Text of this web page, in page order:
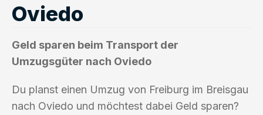
Oviedo
Geld sparen beim Transport der
Umzugsgüter nach Oviedo
Du planst einen Umzug von Freiburg im Breisgau
nach Oviedo und möchtest dabei Geld sparen?